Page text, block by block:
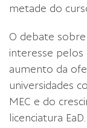
metade do
O debate
interesse pelos
aumento da
universidades
MEC e do
licenciatura